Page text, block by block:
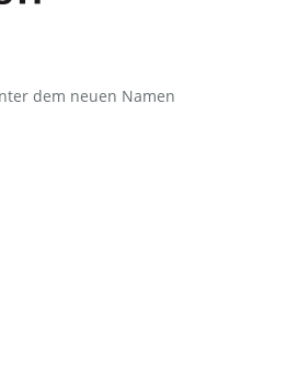
dem neuen Namen